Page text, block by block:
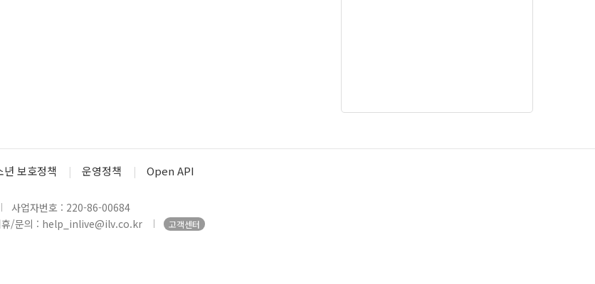
년 보호정책 운영정책 Open API
사업자번호 : 220-86-00684
휴/문의 : help_inlive@ilv.co.kr 고객센터